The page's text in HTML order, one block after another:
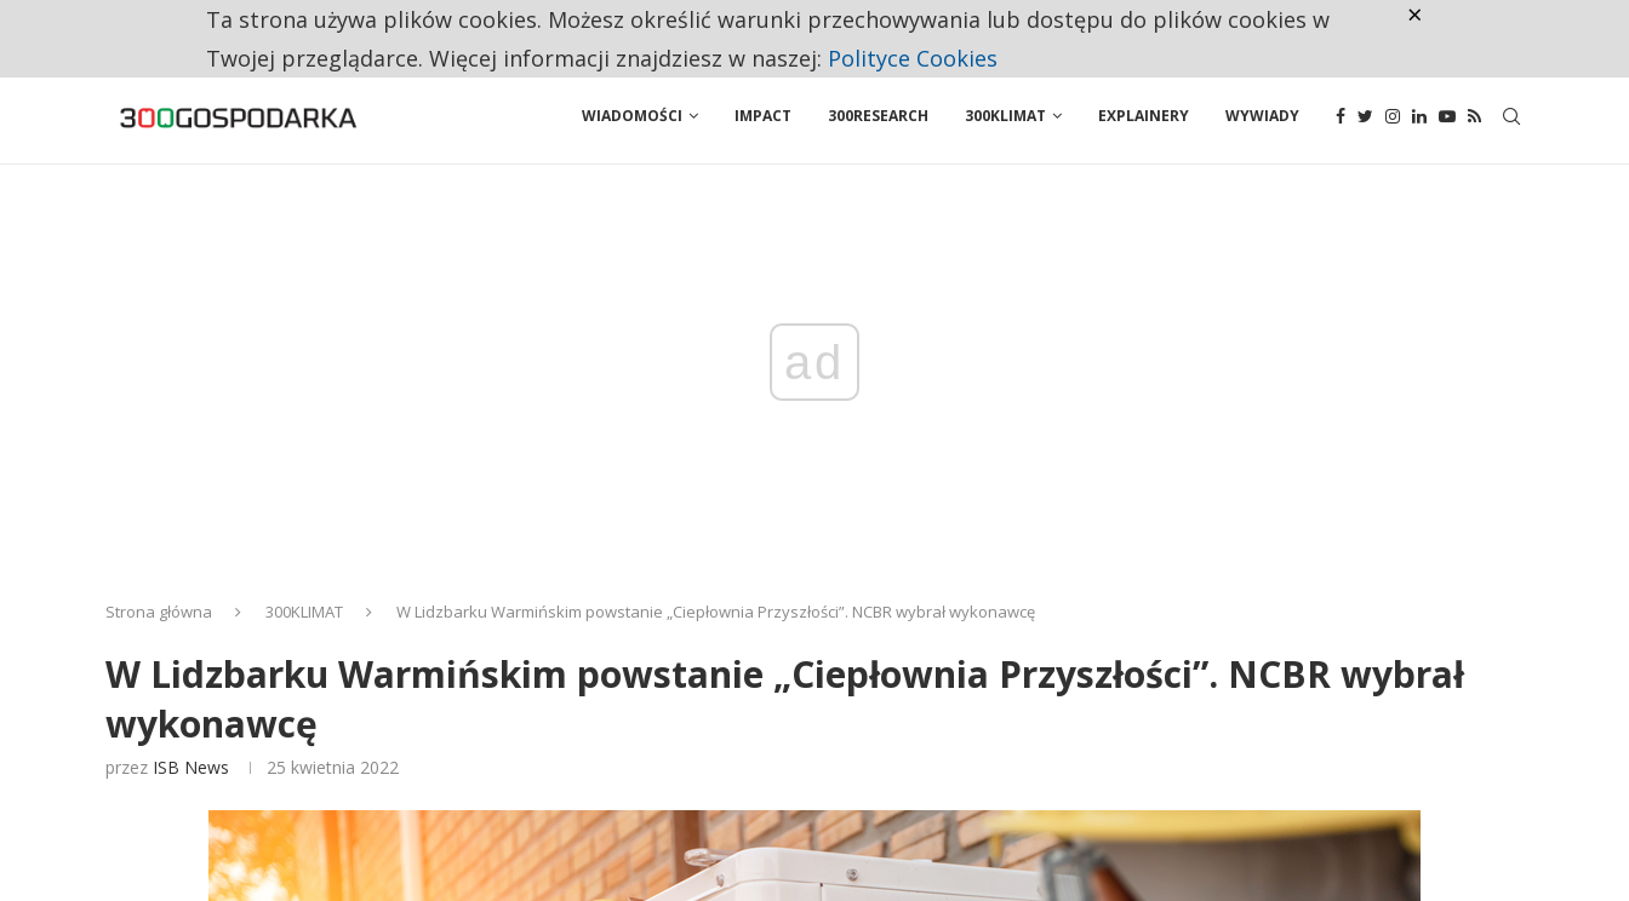
NA JEDEN WAKAT PRZYPADAJĄ 62 ZGŁOSZENIA. WIELU KANDYDATÓW NIE ROZPOCZYNA PRACY
WIADOMOŚCI IMPACT 300RESEARCH 300KLIMAT EXPLAINERY WYWIADY
ad
Strona główna 300KLIMAT W Lidzbarku Warmińskim powstanie „Ciepłownia Przyszłości”. NCBR wybrał wykonawcę
W Lidzbarku Warmińskim powstanie „Ciepłownia Przyszłości”. NCBR wybrał
wykonawcę
przez ISB News 25 kwietnia 2022
Ta strona używa plików cookies. Możesz określić warunki przechowywania lub dostępu do plików cookies w
Twojej przeglądarce. Więcej informacji znajdziesz w naszej: Polityce Cookies
×